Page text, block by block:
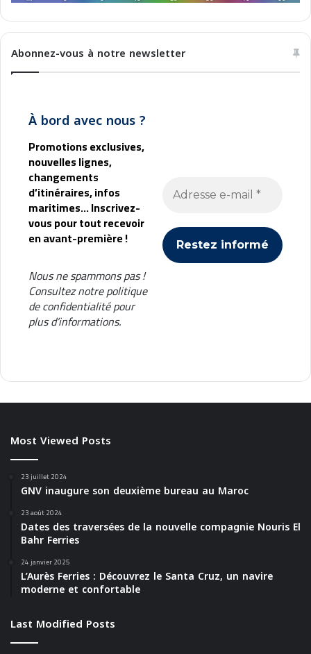
Abonnez-vous à notre newsletter
À bord avec nous ?
Promotions exclusives,
nouvelles lignes,
changements
d’itinéraires, infos
maritimes... Inscrivez-
vous pour tout recevoir
en avant-première !
Nous ne spammons pas !
Consultez notrepolitique
de confidentialitépour
plus d’informations.
Most Viewed Posts
23 juillet 2024
GNV inaugure son deuxième bureau au Maroc
23 août 2024
Dates des traversées de la nouvelle compagnie Nouris El
Bahr Ferries
24 janvier 2025
L’Aurès Ferries : Découvrez le Santa Cruz, un navire
moderne et confortable
Last Modified Posts